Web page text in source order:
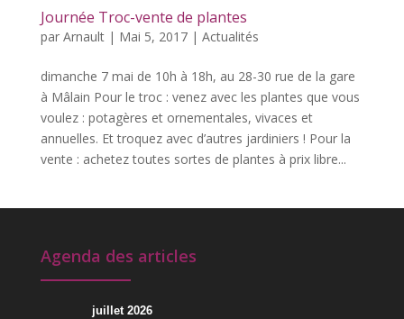
Journée Troc-vente de plantes
par Arnault| Mai 5, 2017| Actualités
dimanche 7 mai de 10h à 18h, au 28-30 rue de la gare
à Mâlain​ Pour le troc : venez avec les plantes que vous
voulez : potagères et ornementales, vivaces et
annuelles. Et troquez avec d’autres jardiniers ! Pour la
vente : achetez toutes sortes de plantes à prix libre...
Agenda des articles
juillet 2026